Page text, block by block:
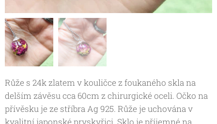
Růže s 24k zlatem v kouličce z foukaného skla na
delším závěsu cca 60cm z chirurgické oceli. Očko na
přívěsku je ze stříbra Ag 925. Růže je uchována v